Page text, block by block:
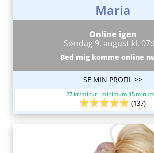
Maria
Online igen
Søndag 9. august kl.
Bed mig komme online
SE MIN PROFIL >>
27 kr/minut - minimum 15
(137)